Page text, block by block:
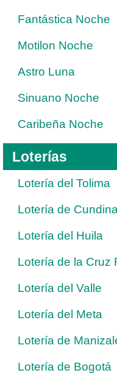
Fantástica Noche
Motilon Noche
Astro Luna
Sinuano Noche
Caribeña Noche
Loterías
Lotería del Tolima
Lotería de
Lotería del Huila
Lotería de la Cruz
Lotería del Valle
Lotería del Meta
Lotería de
Lotería de Bogotá